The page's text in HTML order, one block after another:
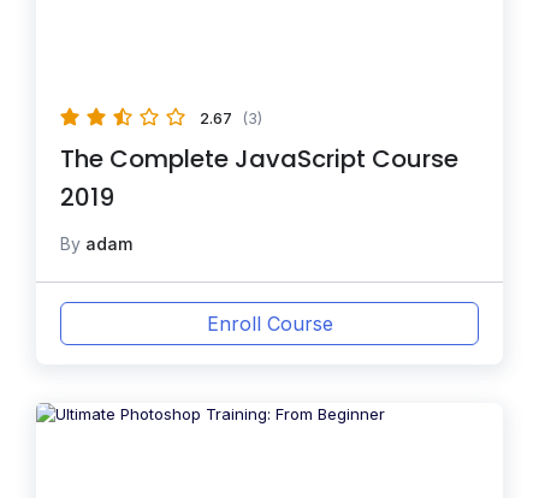
2.67 (3)
The Complete JavaScript Course
2019
By adam
Enroll Course